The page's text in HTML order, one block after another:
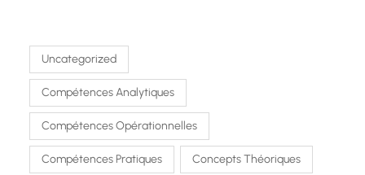
Uncategorized
Compétences Analytiques
Compétences Opérationnelles
Compétences Pratiques Concepts Théoriques